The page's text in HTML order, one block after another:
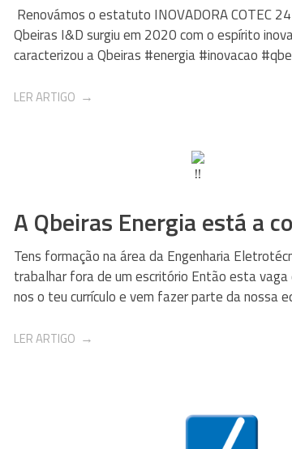
Renovámos o estatuto INOVADORA COTEC
Qbeiras I&D surgiu em 2020 com o espírito
caracterizou a Qbeiras #energia #inovacao
LER ARTIGO
A Qbeiras Energia está a
Tens formação na área da Engenharia
trabalhar fora de um escritório Então esta
nos o teu currículo e vem fazer parte da nossa
LER ARTIGO